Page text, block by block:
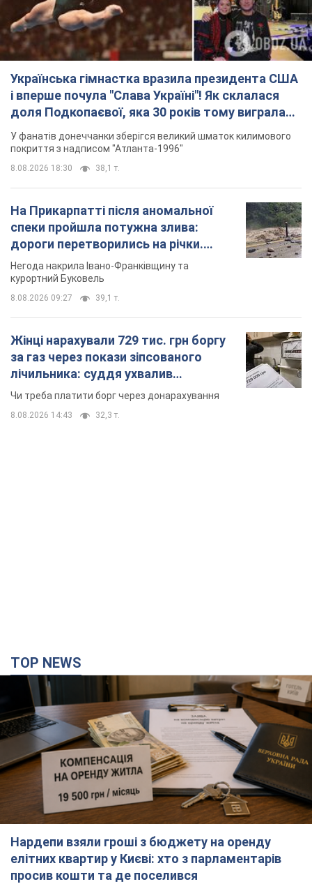
Українська гімнастка вразила президента США
і вперше почула "Слава Україні"! Як склалася
доля Подкопаєвої, яка 30 років тому виграла
"золото" Олімпіади
У фанатів донеччанки зберігся великий шматок килимового
покриття з надписом "Атланта-1996"
8.08.2026 18:30 38,1 т.
На Прикарпатті після аномальної
спеки пройшла потужна злива:
дороги перетворились на річки.
Відео
Негода накрила Івано-Франківщину та
курортний Буковель
8.08.2026 09:27 39,1 т.
Жінці нарахували 729 тис. грн боргу
за газ через покази зіпсованого
лічильника: суддя ухвалив
неочікуване рішення
Чи треба платити борг через донарахування
8.08.2026 14:43 32,3 т.
TOP NEWS
Нардепи взяли гроші з бюджету на оренду
елітних квартир у Києві: хто з парламентарів
просив кошти та де поселився